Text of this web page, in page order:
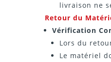
livraison ne
Retour du
Vérification
Lors du
Le matériel